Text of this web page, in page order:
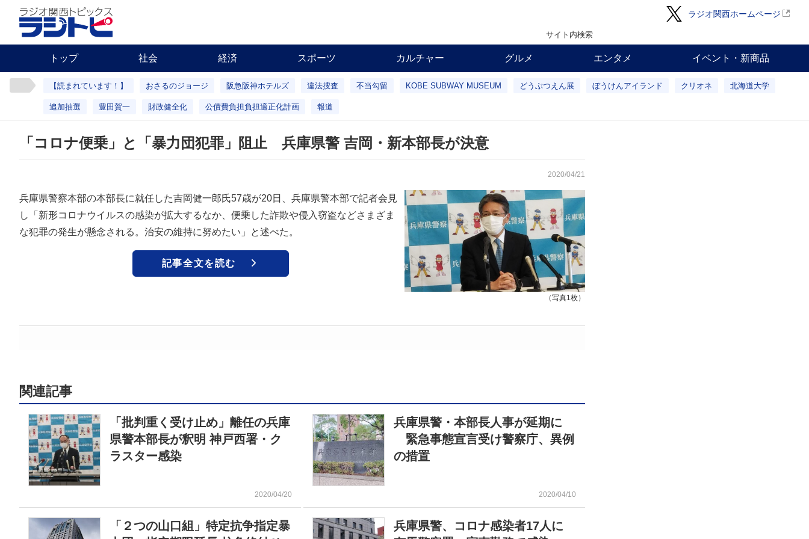
ラジオ関西ホームページ
サイト内検索
トップ 社会 経済 スポーツ カルチャー グルメ エンタメ イベント・新商品
【読まれています！】 おさるのジョージ 阪急阪神ホテルズ 違法捜査 不当勾留 KOBE SUBWAY MUSEUM どうぶつえん展 ぼうけんアイランド クリオネ 北海道大学
追加抽選 豊田賀一 財政健全化 公債費負担負担適正化計画 報道
「コロナ便乗」と「暴力団犯罪」阻止 兵庫県警 吉岡・新本部長が決意
2020/04/21
（写真1枚）
兵庫県警察本部の本部長に就任した吉岡健一郎氏57歳が20日、兵庫県警本部で記者会見
し「新形コロナウイルスの感染が拡大するなか、便乗した詐欺や侵入窃盗などさまざま
な犯罪の発生が懸念される。治安の維持に努めたい」と述べた。
記事全文を読む
関連記事
「批判重く受け止め」離任の兵庫
県警本部長が釈明 神戸西署・ク
ラスター感染
2020/04/20
兵庫県警・本部長人事が延期に
緊急事態宣言受け警察庁、異例
の措置
2020/04/10
「２つの山口組」特定抗争指定暴
兵庫県警、コロナ感染者17人に